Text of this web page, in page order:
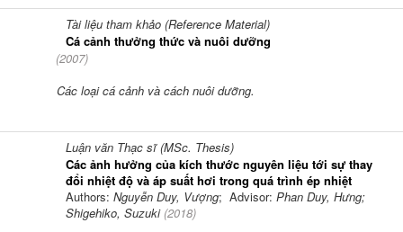
Tài liệu tham khảo (Reference Material)
Cá cảnh thưởng thức và nuôi dưỡng
(2007)
Các loại cá cảnh và cách nuôi dưỡng.
Luận văn Thạc sĩ (MSc. Thesis)
Các ảnh hưởng của kích thước nguyên liệu tới sự thay
đổi nhiệt độ và áp suất hơi trong quá trình ép nhiệt
Authors: Nguyễn Duy, Vượng; Advisor: Phan Duy, Hưng;
Shigehiko, Suzuki(2018)